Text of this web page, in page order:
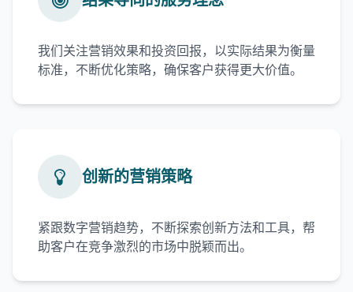
我们关注营销效果和投资回报，以实际结果为衡量
标准，不断优化策略，确保客户获得更大价值。
创新的营销策略
紧跟数字营销趋势，不断探索创新方法和工具，帮
助客户在竞争激烈的市场中脱颖而出。